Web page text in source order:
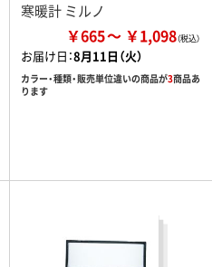
寒暖計 ミルノ
￥665 ￥1,098
お届け日：8月11日（火）
カラー・種類・販売単位違いの商品が3商品あ
ります